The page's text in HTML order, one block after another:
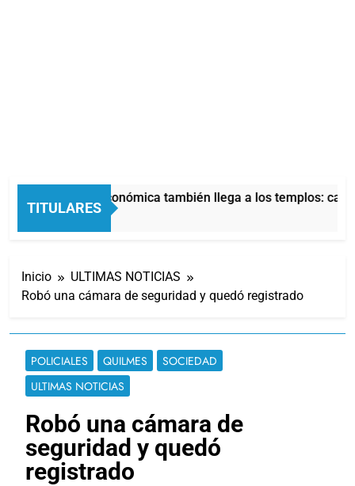
TITULARES
La crisis económica también llega a los templos:
3 Horas Atrás
Inicio
ULTIMAS NOTICIAS
Robó una cámara de seguridad y quedó registrado
POLICIALES QUILMES
SOCIEDAD
ULTIMAS NOTICIAS
Robó una cámara de
seguridad y quedó
registrado